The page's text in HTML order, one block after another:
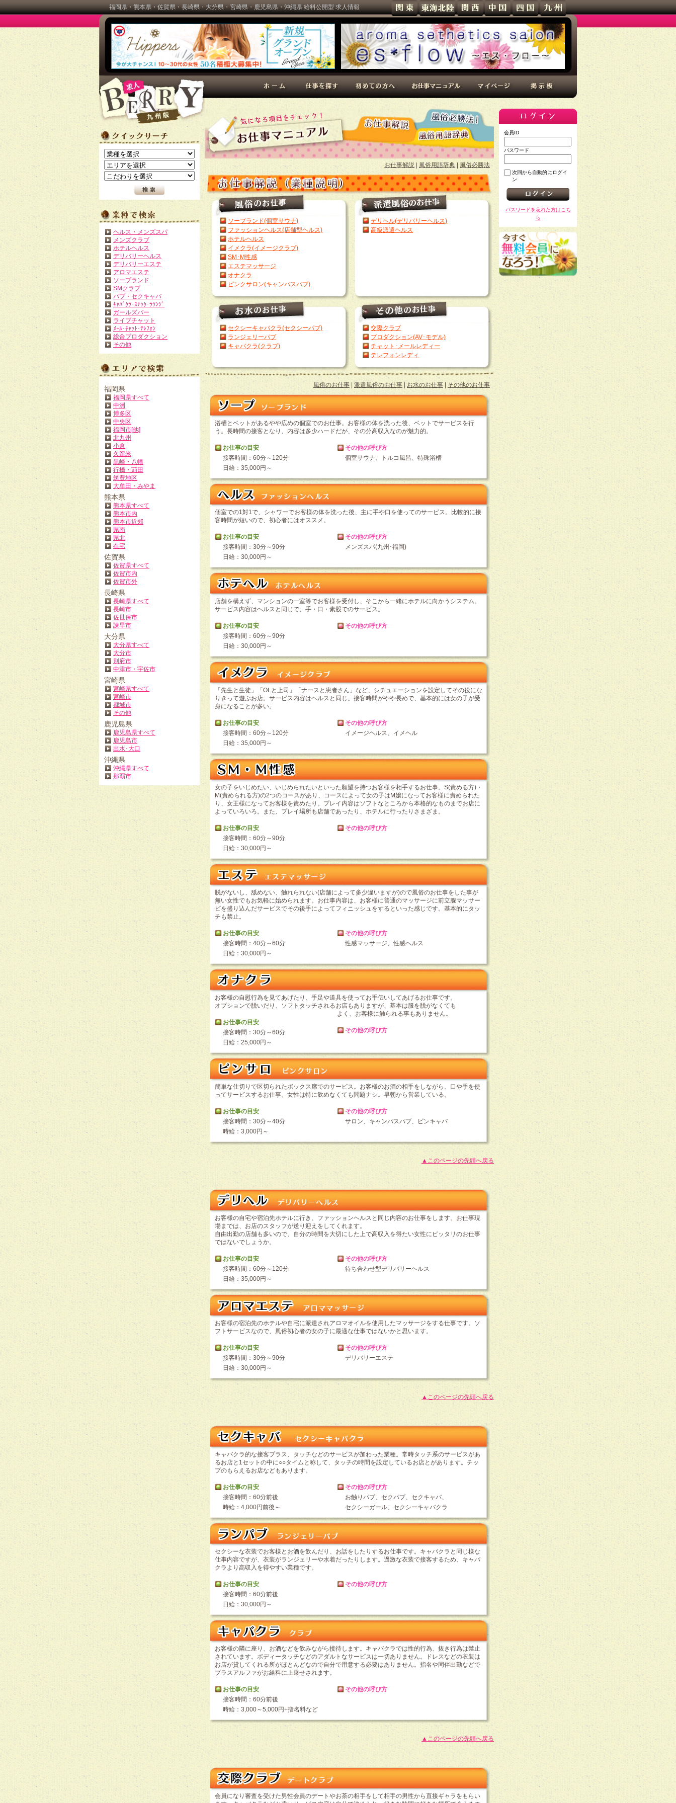
福岡県・熊本県・佐賀県・長崎県・大分県・宮崎県・鹿児島県・沖縄県 給料公開型 求人情報
ヘルス・メンズスパ
メンズクラブ
ホテルヘルス
デリバリーヘルス
デリバリーエステ
アロマエステ
ソープランド
SMクラブ
パブ・セクキャバ
ｷｬﾊﾞｸﾗ･ｽﾅｯｸ･ﾗｳﾝｼﾞ
ガールズバー
ライブチャット
ﾒｰﾙ･ﾁｬｯﾄ･ﾃﾚﾌｫﾝ
総合プロダクション
その他
福岡県
福岡県すべて
中洲
博多区
中央区
福岡市[他]
北九州
小倉
久留米
黒崎・八幡
行橋・苅田
筑豊地区
大牟田・みやま
熊本県
熊本県すべて
熊本市内
熊本市近郊
県南
県北
在宅
佐賀県
佐賀県すべて
佐賀市内
佐賀市外
長崎県
長崎県すべて
長崎市
佐世保市
諫早市
大分県
大分県すべて
大分市
別府市
中津市・宇佐市
宮崎県
宮崎県すべて
宮崎市
都城市
その他
鹿児島県
鹿児島県すべて
鹿児島市
出水･大口
沖縄県
沖縄県すべて
那覇市
お仕事解説 風俗用語辞典 風俗必勝法
ソープランド(個室サウナ)
ファッションヘルス(店舗型ヘルス)
ホテルヘルス
イメクラ(イメージクラブ)
SM･M性感
エステマッサージ
オナクラ
ピンクサロン(キャンパスパブ)
デリヘル(デリバリーヘルス)
高級派遣ヘルス
セクシーキャバクラ(セクシーパブ)
ランジェリーパブ
キャバクラ(クラブ)
交際クラブ
プロダクション(AV･モデル)
チャット･メールレディー
テレフォンレディ
風俗のお仕事 派遣風俗のお仕事 お水のお仕事 その他のお仕事
浴槽とベットがあるやや広めの個室でのお仕事。お客様の体を洗った後、ベットでサービスを行
う。長時間の接客となり、内容は多少ハードだが、その分高収入なのが魅力的。
お仕事の目安
接客時間：60分～120分
日給：35,000円～
その他の呼び方
個室サウナ、トルコ風呂、特殊浴槽
個室での1対1で、シャワーでお客様の体を洗った後、主に手や口を使ってのサービス。比較的に接
客時間が短いので、初心者にはオススメ。
お仕事の目安
接客時間：30分～90分
日給：30,000円～
その他の呼び方
メンズスパ(九州･福岡)
店舗を構えず、マンションの一室等でお客様を受付し、そこから一緒にホテルに向かうシステム。
サービス内容はヘルスと同じで、手・口・素股でのサービス。
お仕事の目安
接客時間：60分～90分
日給：30,000円～
その他の呼び方
「先生と生徒」「OLと上司」「ナースと患者さん」など、シチュエーションを設定してその役にな
りきって遊ぶお店。サービス内容はヘルスと同じ。接客時間がやや長めで、基本的には女の子が受
身になることが多い。
お仕事の目安
接客時間：60分～120分
日給：35,000円～
その他の呼び方
イメージヘルス、イメヘル
女の子をいじめたい、いじめられたいといった願望を持つお客様を相手するお仕事。S(責める方)・
M(責められる方)の2つのコースがあり、コースによって女の子はM嬢になってお客様に責められた
り、女王様になってお客様を責めたり。プレイ内容はソフトなところから本格的なものまでお店に
よっていろいろ。また、プレイ場所も店舗であったり、ホテルに行ったりさまざま。
お仕事の目安
接客時間：60分～90分
日給：30,000円～
その他の呼び方
脱がないし、舐めない、触れられない(店舗によって多少違いますが)ので風俗のお仕事をした事が
無い女性でもお気軽に始められます。お仕事内容は、お客様に普通のマッサージに前立腺マッサー
ビを盛り込んだサービスでその後手によってフィニッシュをするといった感じです。基本的にタッ
チも禁止。
お仕事の目安
接客時間：40分～60分
日給：30,000円～
その他の呼び方
性感マッサージ、性感ヘルス
お客様の自慰行為を見てあげたり、手足や道具を使ってお手伝いしてあげるお仕事です。
オプションで脱いだり、ソフトタッチされるお店もありますが、基本は服を脱がなくても
よく、お客様に触られる事もありません。
お仕事の目安
接客時間：30分～60分
日給：25,000円～
その他の呼び方
簡単な仕切りで区切られたボックス席でのサービス。お客様のお酒の相手をしながら、口や手を使
ってサービスするお仕事。女性は特に飲めなくても問題ナシ。早朝から営業している。
お仕事の目安
接客時間：30分～40分
時給：3,000円～
その他の呼び方
サロン、キャンパスパブ、ピンキャバ
▲このページの先頭へ戻る
お客様の自宅や宿泊先ホテルに行き、ファッションヘルスと同じ内容のお仕事をします。お仕事現
場までは、お店のスタッフが送り迎えをしてくれます。
自由出勤の店舗も多いので、自分の時間を大切にした上で高収入を得たい女性にピッタリのお仕事
ではないでしょうか。
お仕事の目安
接客時間：60分～120分
日給：35,000円～
その他の呼び方
待ち合わせ型デリバリーヘルス
お客様の宿泊先のホテルや自宅に派遣されアロマオイルを使用したマッサージをする仕事です。ソ
フトサービスなので、風俗初心者の女の子に最適な仕事ではないかと思います。
お仕事の目安
接客時間：30分～90分
日給：30,000円～
その他の呼び方
デリバリーエステ
▲このページの先頭へ戻る
キャバクラ的な接客プラス、タッチなどのサービスが加わった業種。常時タッチ系のサービスがあ
るお店と1セットの中に○○タイムと称して、タッチの時間を設定しているお店とがあります。チッ
プのもらえるお店などもあります。
お仕事の目安
接客時間：60分前後
時給：4,000円前後～
その他の呼び方
お触りパブ、セクパブ、セクキャバ、
セクシーガール、セクシーキャバクラ
セクシーな衣装でお客様とお酒を飲んだり、お話をしたりするお仕事です。キャバクラと同じ様な
仕事内容ですが、衣装がランジェリーや水着だったりします。過激な衣装で接客するため、キャバ
クラより高収入を得やすい業種です。
お仕事の目安
接客時間：60分前後
日給：30,000円～
その他の呼び方
お客様の隣に座り、お酒などを飲みながら接待します。キャバクラでは性的行為、抜き行為は禁止
されています。ボディータッチなどのアダルトなサービスは一切ありません。ドレスなどの衣装は
お店が貸してくれる所がほとんどなので自分で用意する必要はありません。指名や同伴出勤などで
プラスアルファがお給料に上乗せされます。
お仕事の目安
接客時間：60分前後
時給：3,000～5,000円+指名料など
その他の呼び方
▲このページの先頭へ戻る
会員になり審査を受けた男性会員のデートやお茶の相手をして相手の男性から直接ギャラをもらい
会員ID
パスワード
次回から自動的にログイ
ン
パスワードを忘れた方はこち
ら